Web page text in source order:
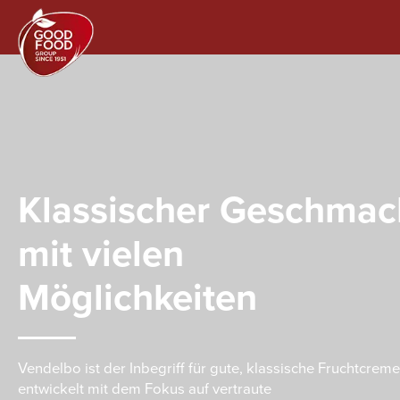
Klassischer
mit vielen
Möglichkeiten
Vendelbo ist der Inbegriff für gute, klassische
entwickelt mit dem Fokus auf vertraute